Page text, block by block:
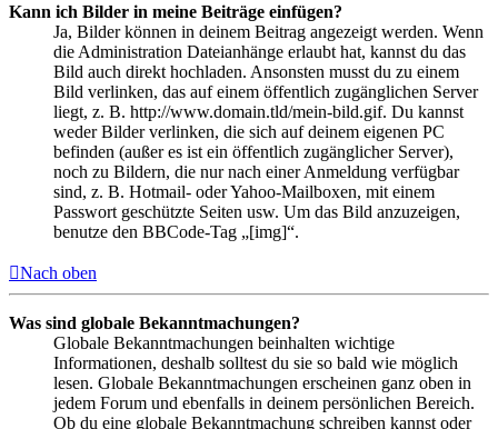
Kann ich Bilder in meine Beiträge einfügen?
Ja, Bilder können in deinem Beitrag angezeigt werden. Wenn
die Administration Dateianhänge erlaubt hat, kannst du das
Bild auch direkt hochladen. Ansonsten musst du zu einem
Bild verlinken, das auf einem öffentlich zugänglichen Server
liegt, z. B. http://www.domain.tld/mein-bild.gif. Du kannst
weder Bilder verlinken, die sich auf deinem eigenen PC
befinden (außer es ist ein öffentlich zugänglicher Server),
noch zu Bildern, die nur nach einer Anmeldung verfügbar
sind, z. B. Hotmail- oder Yahoo-Mailboxen, mit einem
Passwort geschützte Seiten usw. Um das Bild anzuzeigen,
benutze den BBCode-Tag „[img]“.
Nach oben
Was sind globale Bekanntmachungen?
Globale Bekanntmachungen beinhalten wichtige
Informationen, deshalb solltest du sie so bald wie möglich
lesen. Globale Bekanntmachungen erscheinen ganz oben in
jedem Forum und ebenfalls in deinem persönlichen Bereich.
Ob du eine globale Bekanntmachung schreiben kannst oder